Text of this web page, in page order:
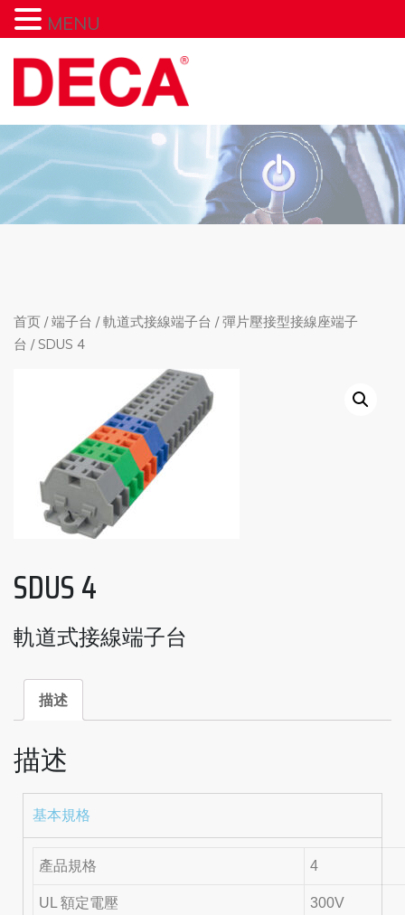
首页 /端子台 /軌道式接線端子台 /彈片壓接型接線座端子
台 / SDUS 4
SDUS 4
軌道式接線端子台
描述
描述
基本規格
產品規格 4
UL 額定電壓 300V
MENU